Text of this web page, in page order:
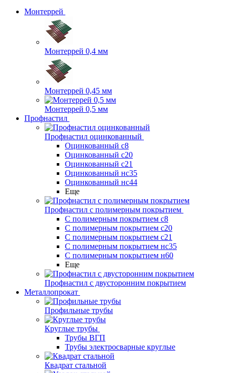
Монтеррей
Монтеррей 0,4 мм
Монтеррей 0,45 мм
Монтеррей 0,5 мм
Профнастил
Профнастил оцинкованный
Оцинкованный с8
Оцинкованный с20
Оцинкованный с21
Оцинкованный нс35
Оцинкованный нс44
Еще
Профнастил с полимерным покрытием
С полимерным покрытием с8
С полимерным покрытием с20
С полимерным покрытием с21
С полимерным покрытием нс35
С полимерным покрытием н60
Еще
Профнастил с двусторонним покрытием
Металлопрокат
Профильные трубы
Круглые трубы
Трубы ВГП
Трубы электросварные круглые
Квадрат стальной